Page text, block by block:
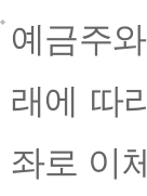
예금주
래에 따
좌로 이